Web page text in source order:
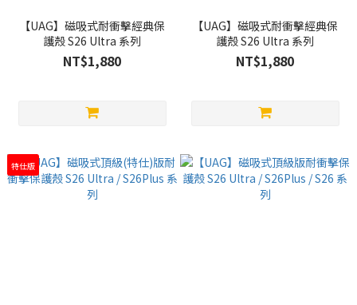
【UAG】磁吸式耐衝擊經典保
護殼 S26 Ultra 系列
NT$1,880
【UAG】磁吸式耐衝擊經典保
護殼 S26 Ultra 系列
NT$1,880
特仕版